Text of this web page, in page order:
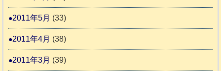
2011年5月 (33)
2011年4月 (38)
2011年3月 (39)